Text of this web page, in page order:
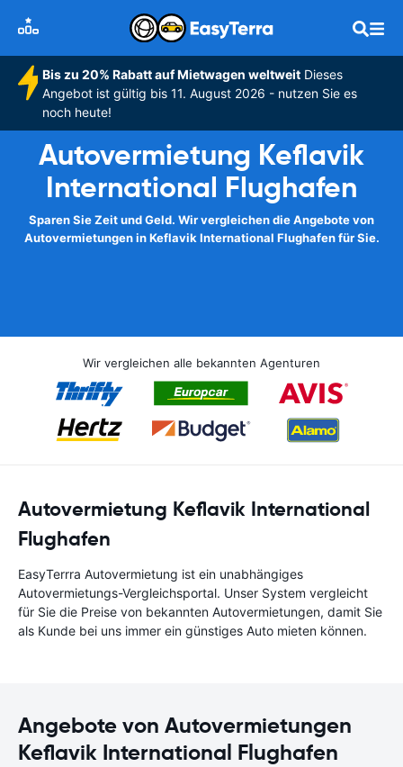
Bis zu 20% Rabatt auf Mietwagen weltweitDieses
Angebot ist gültig bis 11. August 2026 - nutzen Sie es
noch heute!
Autovermietung Keflavik
International Flughafen
Sparen Sie Zeit und Geld. Wir vergleichen die Angebote von
Autovermietungen in Keflavik International Flughafen für Sie.
Wir vergleichen alle bekannten Agenturen
Autovermietung Keflavik International
Flughafen
EasyTerrra Autovermietung ist ein unabhängiges
Autovermietungs-Vergleichsportal. Unser System vergleicht
für Sie die Preise von bekannten Autovermietungen, damit Sie
als Kunde bei uns immer ein günstiges Auto mieten können.
Angebote von Autovermietungen
Keflavik International Flughafen